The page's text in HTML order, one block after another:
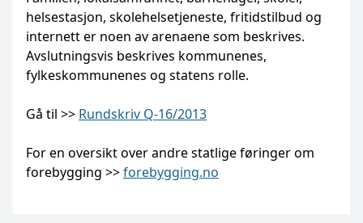
helsestasjon, skolehelsetjeneste, fritidstilbud og
internett er noen av arenaene som beskrives.
Avslutningsvis beskrives kommunenes,
fylkeskommunenes og statens rolle.
Gå til >> Rundskriv Q-16/2013
For en oversikt over andre statlige føringer om
forebygging >>forebygging.no